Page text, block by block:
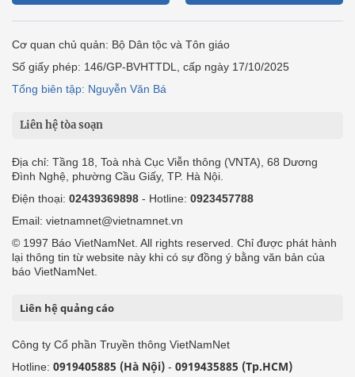
Cơ quan chủ quản: Bộ Dân tộc và Tôn giáo
Số giấy phép: 146/GP-BVHTTDL, cấp ngày 17/10/2025
Tổng biên tập: Nguyễn Văn Bá
Liên hệ tòa soạn
Địa chỉ: Tầng 18, Toà nhà Cục Viễn thông (VNTA), 68 Dương
Đình Nghệ, phường Cầu Giấy, TP. Hà Nội.
Điện thoại: 02439369898 - Hotline: 0923457788
Email: vietnamnet@vietnamnet.vn
© 1997 Báo VietNamNet. All rights reserved. Chỉ được phát hành
lại thông tin từ website này khi có sự đồng ý bằng văn bản của
báo VietNamNet.
Liên hệ quảng cáo
Công ty Cổ phần Truyền thông VietNamNet
Hotline: 0919405885 (Hà Nội) - 0919435885 (Tp.HCM)